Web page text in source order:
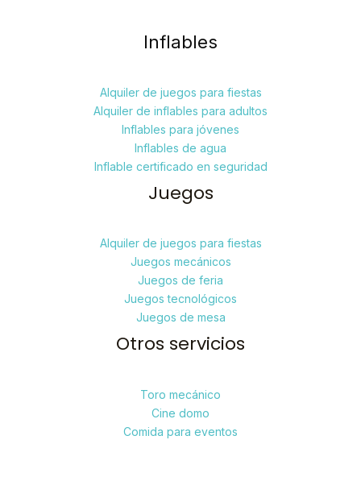
Inflables
Alquiler de juegos para fiestas
Alquiler de inflables para adultos
Inflables para jóvenes
Inflables de agua
Inflable certificado en seguridad
Juegos
Alquiler de juegos para fiestas
Juegos mecánicos
Juegos de feria
Juegos tecnológicos
Juegos de mesa
Otros servicios
Toro mecánico
Cine domo
Comida para eventos